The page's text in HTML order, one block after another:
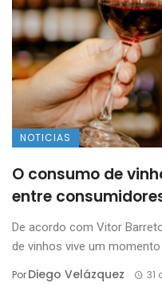
NOTICIAS
O consumo de
entre
De acordo com Vitor
de vinhos vive um momento
PorDiego Velázquez 31